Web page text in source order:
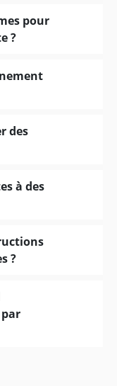
pour
?
des
à des
?